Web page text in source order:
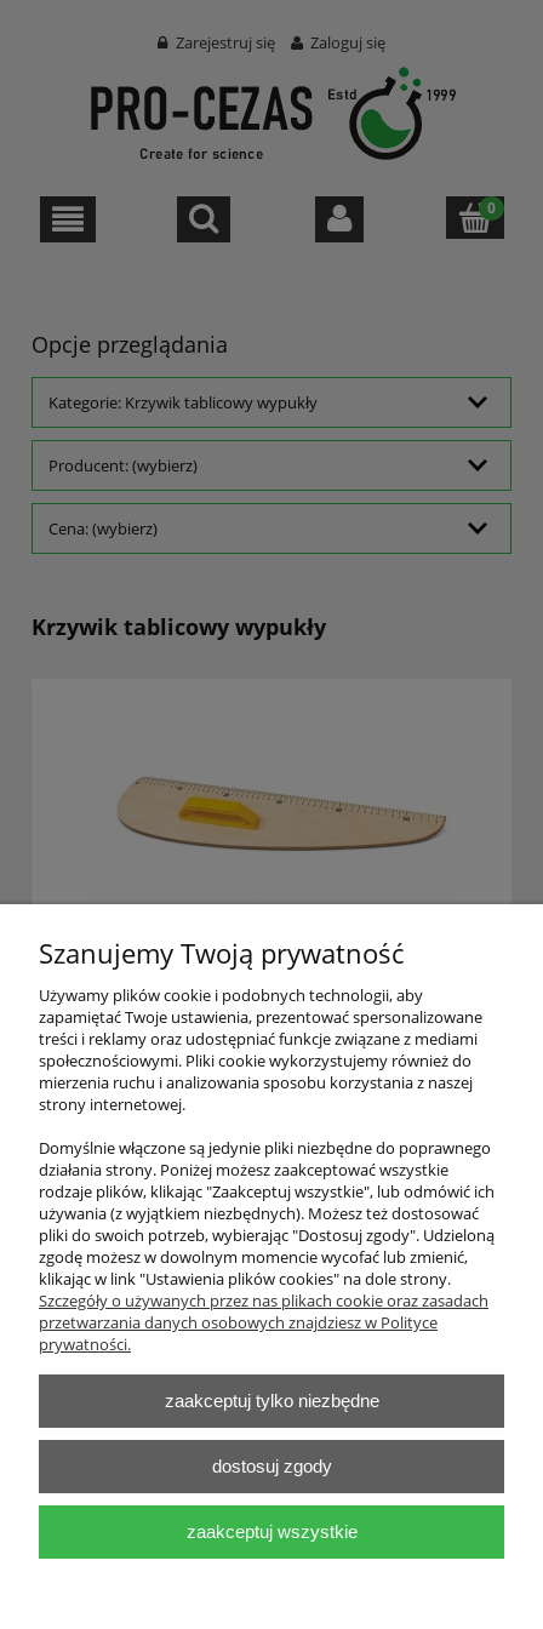
Zarejestruj się Zaloguj się
Opcje przeglądania
Kategorie: Krzywik tablicowy wypukły
Producent: (wybierz)
Cena: (wybierz)
Krzywik tablicowy wypukły
Krzywik Tablicowy wypukły
104,55 zł
zawiera 23% VAT, bez kosztów dostawy
do koszyka
O nas
Pomoc
Moje konto
Zakład Pomocy Naukowych i Sprzętu laboratoryjnego "Pro-Cezas"
Szanujemy Twoją prywatność
Używamy plików cookie i podobnych technologii, aby
zapamiętać Twoje ustawienia, prezentować spersonalizowane
treści i reklamy oraz udostępniać funkcje związane z mediami
społecznościowymi. Pliki cookie wykorzystujemy również do
mierzenia ruchu i analizowania sposobu korzystania z naszej
strony internetowej.
Domyślnie włączone są jedynie pliki niezbędne do poprawnego
działania strony. Poniżej możesz zaakceptować wszystkie
rodzaje plików, klikając "Zaakceptuj wszystkie", lub odmówić ich
używania (z wyjątkiem niezbędnych). Możesz też dostosować
pliki do swoich potrzeb, wybierając "Dostosuj zgody". Udzieloną
zgodę możesz w dowolnym momencie wycofać lub zmienić,
klikając w link "Ustawienia plików cookies" na dole strony.
Szczegóły o używanych przez nas plikach cookie oraz zasadach
przetwarzania danych osobowych znajdziesz w Polityce
prywatności.
zaakceptuj tylko niezbędne
dostosuj zgody
zaakceptuj wszystkie